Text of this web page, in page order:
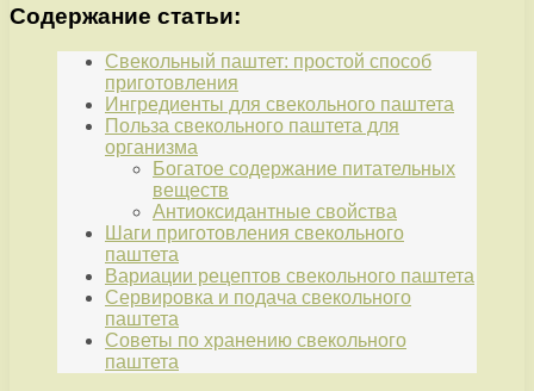
Содержание статьи:
Свекольный паштет: простой способ
приготовления
Ингредиенты для свекольного паштета
Польза свекольного паштета для
организма
Богатое содержание питательных
веществ
Антиоксидантные свойства
Шаги приготовления свекольного
паштета
Вариации рецептов свекольного паштета
Сервировка и подача свекольного
паштета
Советы по хранению свекольного
паштета